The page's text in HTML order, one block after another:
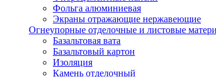
Фольга алюминиевая
Экраны отражающие нержавеющие
Огнеупорные отделочные и листовые
Базальтовая вата
Базальтовый картон
Изоляция
Камень отделочный